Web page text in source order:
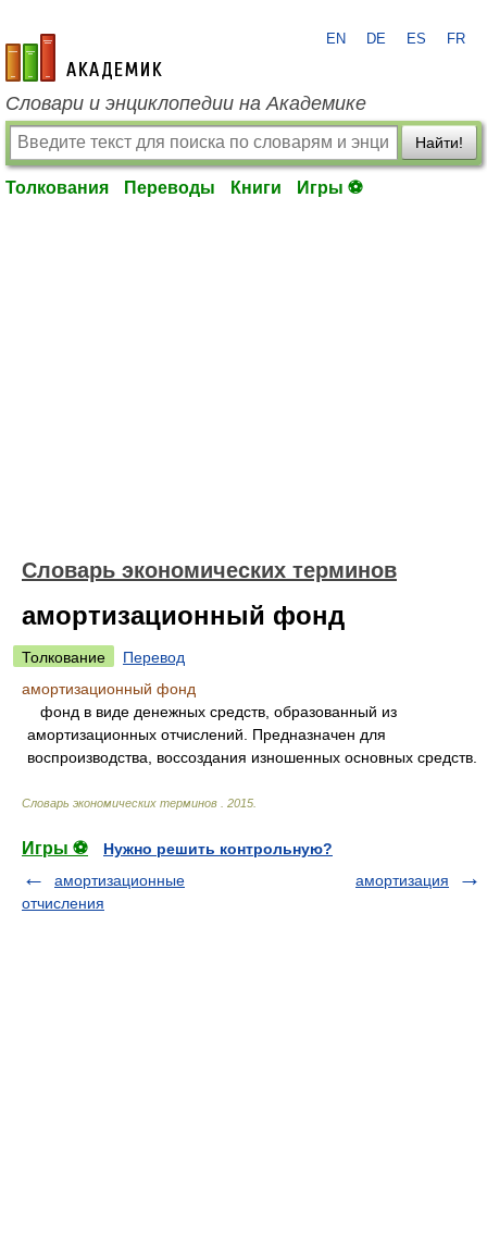
academic.ru
EN DE ES FR
Словари и энциклопедии на Академике
Найти!
Толкования Переводы Книги Игры ⚽
Словарь экономических терминов
амортизационный фонд
Толкование
Перевод
амортизационный фонд
фонд в виде денежных средств, образованный из
амортизационных отчислений. Предназначен для
воспроизводства, воссоздания изношенных основных средств.
Словарь экономических терминов 2015
Игры ⚽
Нужно решить контрольную?
амортизационные
отчисления
амортизация